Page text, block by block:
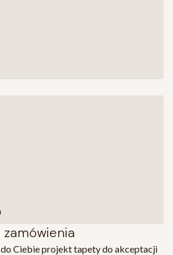
zamówienia
Ciebie projekt tapety do akceptacji